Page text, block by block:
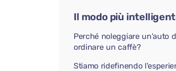
Il modo più
Perché noleggiare un'auto
ordinare un caffè?
Stiamo ridefinendo